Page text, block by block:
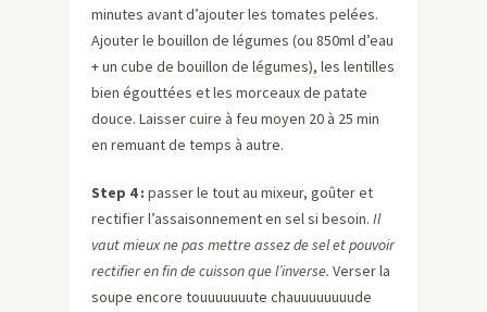
minutes avant d’ajouter les tomates pelées.
Ajouter le bouillon de légumes (ou 850ml d’eau
+ un cube de bouillon de légumes), les lentilles
bien égouttées et les morceaux de patate
douce. Laisser cuire à feu moyen 20 à 25 min
en remuant de temps à autre.
Step 4 : passer le tout au mixeur, goûter et
rectifier l’assaisonnement en sel si besoin. Il
vaut mieux ne pas mettre assez de sel et pouvoir
rectifier en fin de cuisson que l’inverse. Verser la
soupe encore touuuuuuute chauuuuuuuude